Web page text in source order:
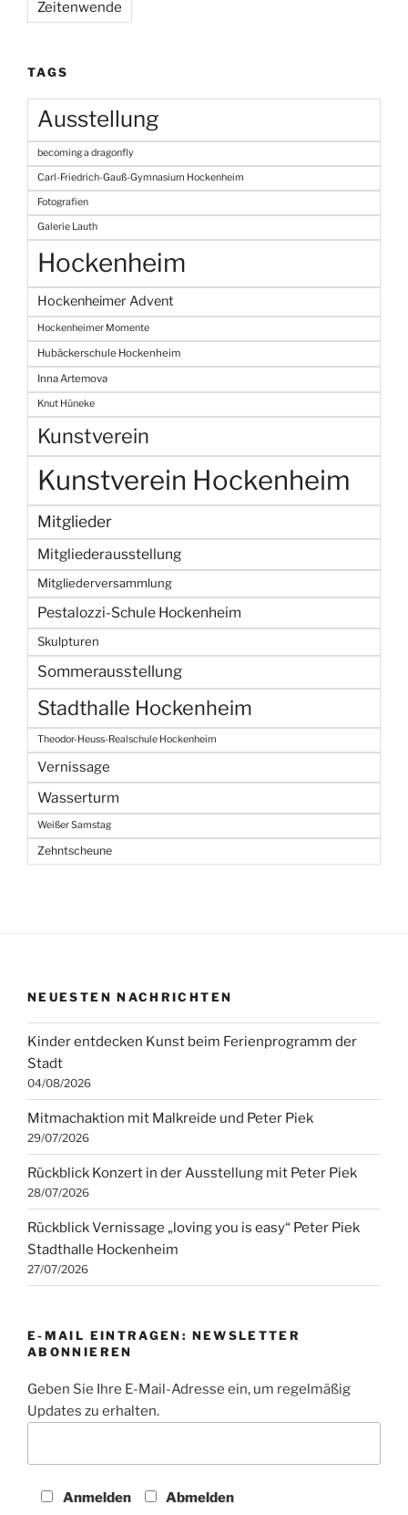
Zeitenwende
TAGS
Ausstellung
becoming a dragonfly
Carl-Friedrich-Gauß-Gymnasium Hockenheim
Fotografien
Galerie Lauth
Hockenheim
Hockenheimer Advent
Hockenheimer Momente
Hubäckerschule Hockenheim
Inna Artemova
Knut Hüneke
Kunstverein
Kunstverein Hockenheim
Mitglieder
Mitgliederausstellung
Mitgliederversammlung
Pestalozzi-Schule Hockenheim
Skulpturen
Sommerausstellung
Stadthalle Hockenheim
Theodor-Heuss-Realschule Hockenheim
Vernissage
Wasserturm
Weißer Samstag
Zehntscheune
NEUESTEN NACHRICHTEN
Kinder entdecken Kunst beim Ferienprogramm der
Stadt
04/08/2026
Mitmachaktion mit Malkreide und Peter Piek
29/07/2026
Rückblick Konzert in der Ausstellung mit Peter Piek
28/07/2026
Rückblick Vernissage „loving you is easy“ Peter Piek
Stadthalle Hockenheim
27/07/2026
E-MAIL EINTRAGEN: NEWSLETTER
ABONNIEREN
Geben Sie Ihre E-Mail-Adresse ein, um regelmäßig
Updates zu erhalten.
Anmelden Abmelden